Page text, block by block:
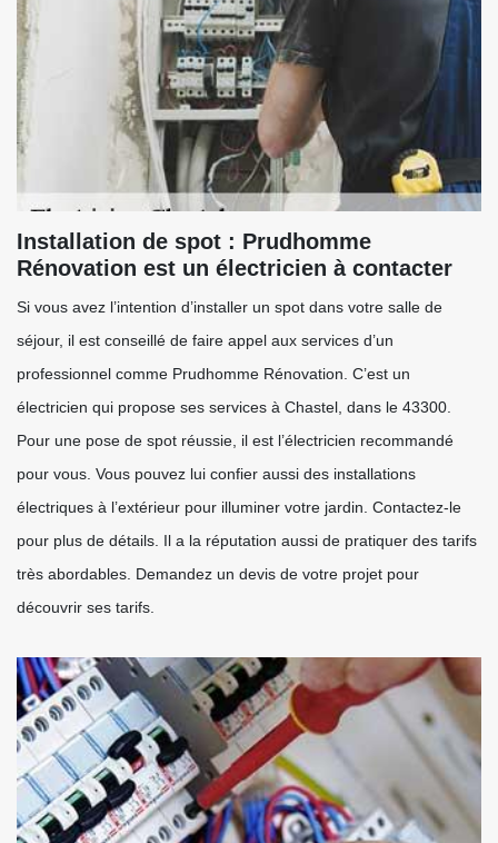
Installation de spot : Prudhomme
Rénovation est un électricien à contacter
Si vous avez l’intention d’installer un spot dans votre salle de
séjour, il est conseillé de faire appel aux services d’un
professionnel comme Prudhomme Rénovation. C’est un
électricien qui propose ses services à Chastel, dans le 43300.
Pour une pose de spot réussie, il est l’électricien recommandé
pour vous. Vous pouvez lui confier aussi des installations
électriques à l’extérieur pour illuminer votre jardin. Contactez-le
pour plus de détails. Il a la réputation aussi de pratiquer des tarifs
très abordables. Demandez un devis de votre projet pour
découvrir ses tarifs.